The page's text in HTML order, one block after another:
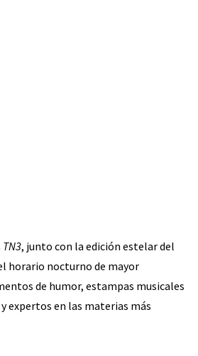
TN3, junto con la edición estelar del
horario nocturno de mayor
de humor, estampas musicales
expertos en las materias más